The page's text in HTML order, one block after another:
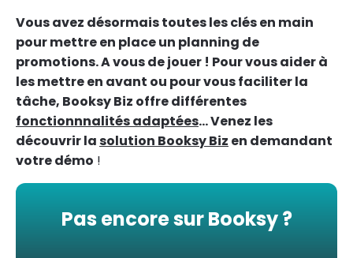
Vous avez désormais toutes les clés en main
pour mettre en place un planning de
promotions. A vous de jouer ! Pour vous aider à
les mettre en avant ou pour vous faciliter la
tâche, Booksy Biz offre différentes
fonctionnnalités adaptées... Venez les
découvrir lasolution Booksy Biz en demandant
votre démo !
Pas encore sur Booksy ?